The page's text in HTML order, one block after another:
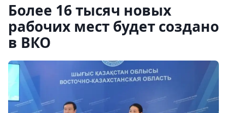
Более 16 тысяч новых
рабочих мест будет создано
в ВКО